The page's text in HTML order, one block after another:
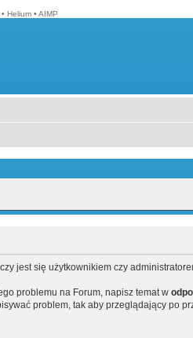
• Helium • AIMP
jest się użytkownikiem czy
problemu na Forum, napisz temat w
problem, tak aby przeglądający po